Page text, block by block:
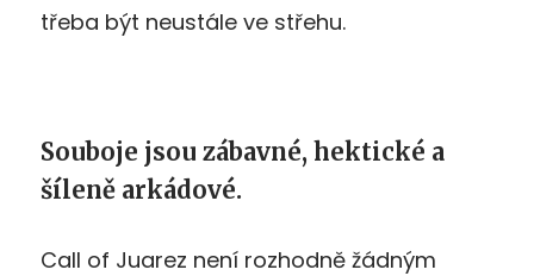
třeba být neustále ve střehu.
Souboje jsou zábavné, hektické a
šíleně arkádové.
Call of Juarez není rozhodně žádným